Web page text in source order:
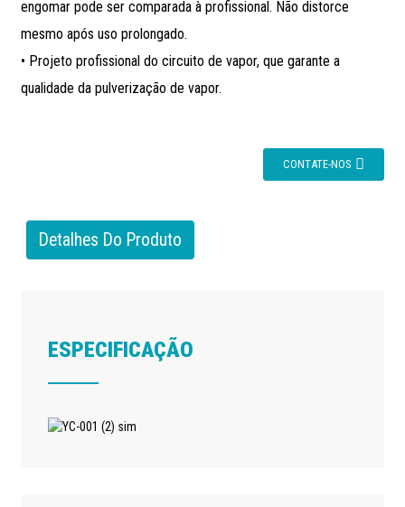
engomar pode ser comparada à profissional. Não distorce
mesmo após uso prolongado.
• Projeto profissional do circuito de vapor, que garante a
qualidade da pulverização de vapor.
CONTATE-NOS
Detalhes Do Produto
ESPECIFICAÇÃO